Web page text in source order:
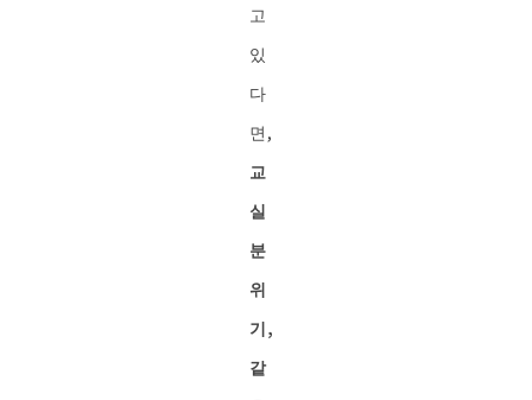
고
있
다
면,
교
실
분
위
기,
같